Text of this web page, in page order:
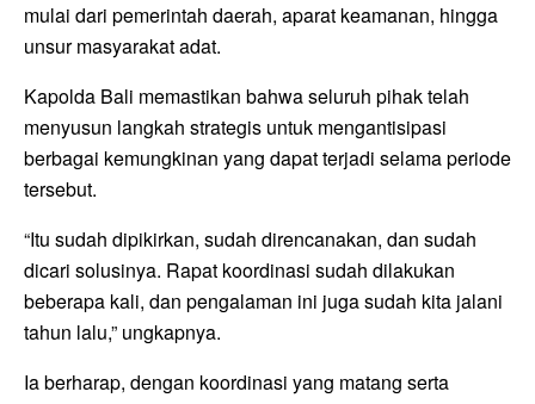
mulai dari pemerintah daerah, aparat keamanan, hingga
unsur masyarakat adat.
Kapolda Bali memastikan bahwa seluruh pihak telah
menyusun langkah strategis untuk mengantisipasi
berbagai kemungkinan yang dapat terjadi selama periode
tersebut.
“Itu sudah dipikirkan, sudah direncanakan, dan sudah
dicari solusinya. Rapat koordinasi sudah dilakukan
beberapa kali, dan pengalaman ini juga sudah kita jalani
tahun lalu,” ungkapnya.
Ia berharap, dengan koordinasi yang matang serta